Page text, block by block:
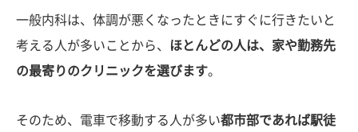
一般内科は、体調が悪くなったときにすぐに行きたいと
考える人が多いことから、
ほとんどの人は、家や勤務先
の最寄りのクリニックを選びます。
そのため、電車で移動する人が多い都市部であれば駅徒